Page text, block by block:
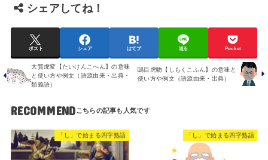
シェアしてね！
ポスト シェア はてブ 送る Pocket
大賢虎変【たいけんこへん】の意味
と使い方や例文（語源由来・出典・
類義語）
鴟目虎吻【しもくこふん】の意味と
使い方や例文（語源由来・出典）
RECOMMEND
「し」で始まる四字熟語 「し」で始まる四字熟語